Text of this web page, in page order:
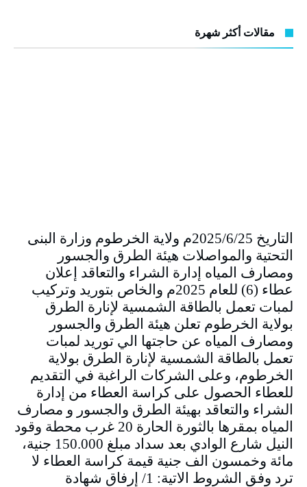
مقالات أكثر شهرة
التاريخ 2025/6/25م ولاية الخرطوم وزارة البنى
التحتية والمواصلات هيئة الطرق والجسور
ومصارف المياه إدارة الشراء والتعاقد إعلان
عطاء (6) للعام 2025م والخاص بتوريد وتركيب
لمبات تعمل بالطاقة الشمسية لإنارة الطرق
بولاية الخرطوم تعلن هيئة الطرق والجسور
ومصارف المياه عن حاجتها الي توريد لمبات
تعمل بالطاقة الشمسية لإنارة الطرق بولاية
الخرطوم، وعلى الشركات الراغبة في التقديم
للعطاء الحصول على كراسة العطاء من إدارة
الشراء والتعاقد بهيئة الطرق والجسور و مصارف
المياه بمقرها بالثورة الحارة 20 غرب محطة وقود
النيل شارع الوادي بعد سداد مبلغ 150.000 جنية،
مائة وخمسون الف جنية قيمة كراسة العطاء لا
ترد وفق الشروط الاتية: 1/ إرفاق شهادة